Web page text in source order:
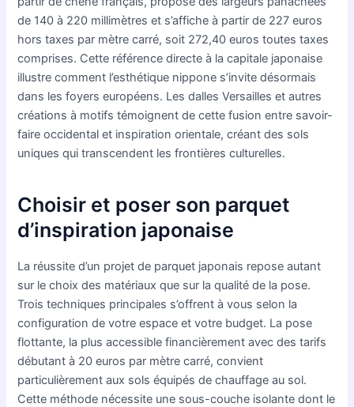
de 140 à 220 millimètres et s’affiche à partir de 227 euros
hors taxes par mètre carré, soit 272,40 euros toutes taxes
comprises. Cette référence directe à la capitale japonaise
illustre comment l’esthétique nippone s’invite désormais
dans les foyers européens. Les dalles Versailles et autres
créations à motifs témoignent de cette fusion entre savoir-
faire occidental et inspiration orientale, créant des sols
uniques qui transcendent les frontières culturelles.
Choisir et poser son parquet
d’inspiration japonaise
La réussite d’un projet de parquet japonais repose autant
sur le choix des matériaux que sur la qualité de la pose.
Trois techniques principales s’offrent à vous selon la
configuration de votre espace et votre budget. La pose
flottante, la plus accessible financièrement avec des tarifs
débutant à 20 euros par mètre carré, convient
particulièrement aux sols équipés de chauffage au sol.
Cette méthode nécessite une sous-couche isolante dont le